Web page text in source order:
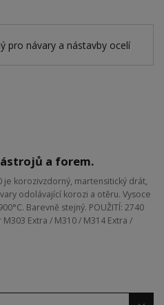
a forem.
je korozivzdorný, martensitický drát,
odolávající korozi a otěru. Vysoce
Barevně stejný. POUŽITÍ: 2740
Extra / M310 / M314 Extra /